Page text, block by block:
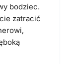
bodziec.
zatracić